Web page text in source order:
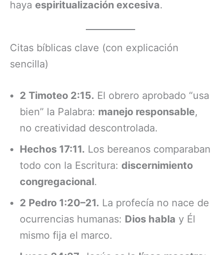
haya espiritualización excesiva.
Citas bíblicas clave (con explicación
sencilla)
2 Timoteo 2:15. El obrero aprobado “usa
bien” la Palabra: manejo responsable,
no creatividad descontrolada.
Hechos 17:11. Los bereanos comparaban
todo con la Escritura: discernimiento
congregacional.
2 Pedro 1:20–21. La profecía no nace de
ocurrencias humanas: Dios habla y Él
mismo fija el marco.